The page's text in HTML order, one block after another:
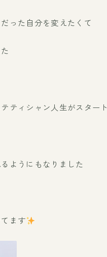
った自分を変えたくて
ティシャン人生がスタート
ようにもなりました
ます